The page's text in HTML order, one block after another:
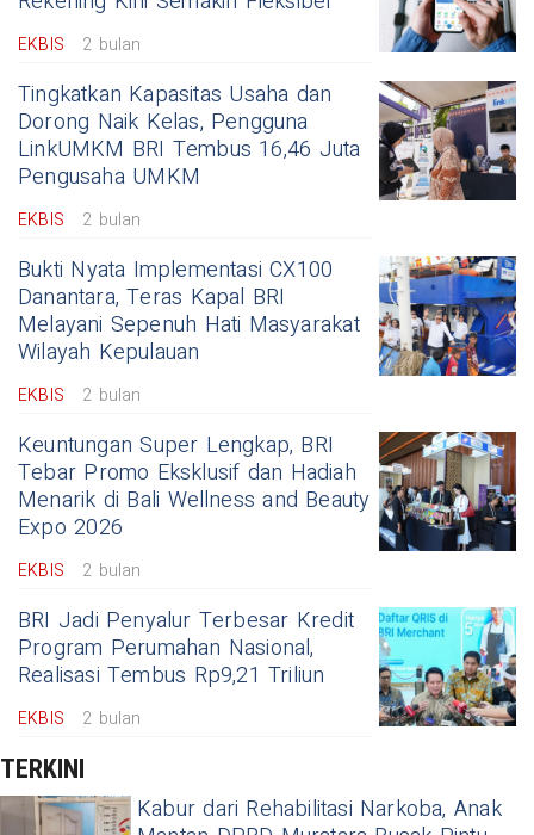
EKBIS 2 bulan
Tingkatkan Kapasitas Usaha dan
Dorong Naik Kelas, Pengguna
LinkUMKM BRI Tembus 16,46 Juta
Pengusaha UMKM
EKBIS 2 bulan
Bukti Nyata Implementasi CX100
Danantara, Teras Kapal BRI
Melayani Sepenuh Hati Masyarakat
Wilayah Kepulauan
EKBIS 2 bulan
Keuntungan Super Lengkap, BRI
Tebar Promo Eksklusif dan Hadiah
Menarik di Bali Wellness and Beauty
Expo 2026
EKBIS 2 bulan
BRI Jadi Penyalur Terbesar Kredit
Program Perumahan Nasional,
Realisasi Tembus Rp9,21 Triliun
EKBIS 2 bulan
TERKINI
Kabur dari Rehabilitasi Narkoba, Anak